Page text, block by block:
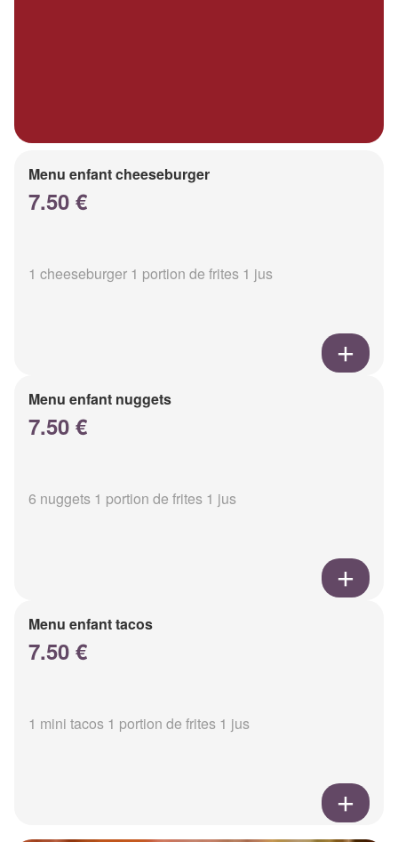
Menu enfant cheeseburger
7.50 €
1 cheeseburger 1 portion de frites 1 jus
Menu enfant nuggets
7.50 €
6 nuggets 1 portion de frites 1 jus
Menu enfant tacos
7.50 €
1 mini tacos 1 portion de frites 1 jus